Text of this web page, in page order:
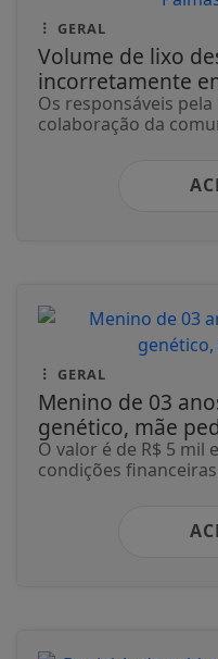
GERAL
Volume de lixo
incorretamente
Os responsáveis
colaboração da
GERAL
Menino de 03
genético, mãe
O valor é de R$ 5 mil
condições